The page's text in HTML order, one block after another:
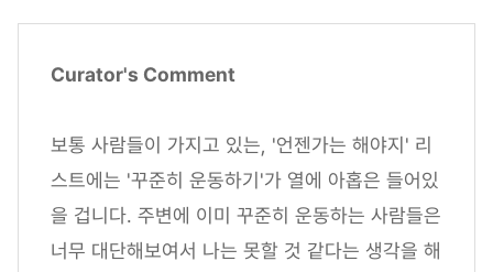
Curator's Comment
보통 사람들이 가지고 있는, '언젠가는 해야지' 리
스트에는 '꾸준히 운동하기'가 열에 아홉은 들어있
을 겁니다. 주변에 이미 꾸준히 운동하는 사람들은
너무 대단해보여서 나는 못할 것 같다는 생각을 해